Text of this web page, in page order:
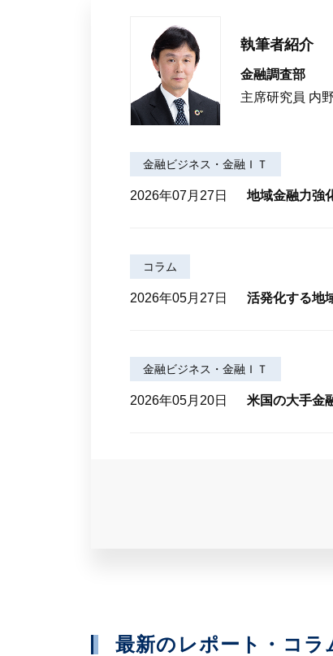
執筆者紹介
金融調査部
主席研究員 内
金融ビジネス・金融ＩＴ
2026年07月27日 地域金融力強
コラム
2026年05月27日 活発化する地
金融ビジネス・金融ＩＴ
2026年05月20日 米国の大手金
最新のレポート・コラ